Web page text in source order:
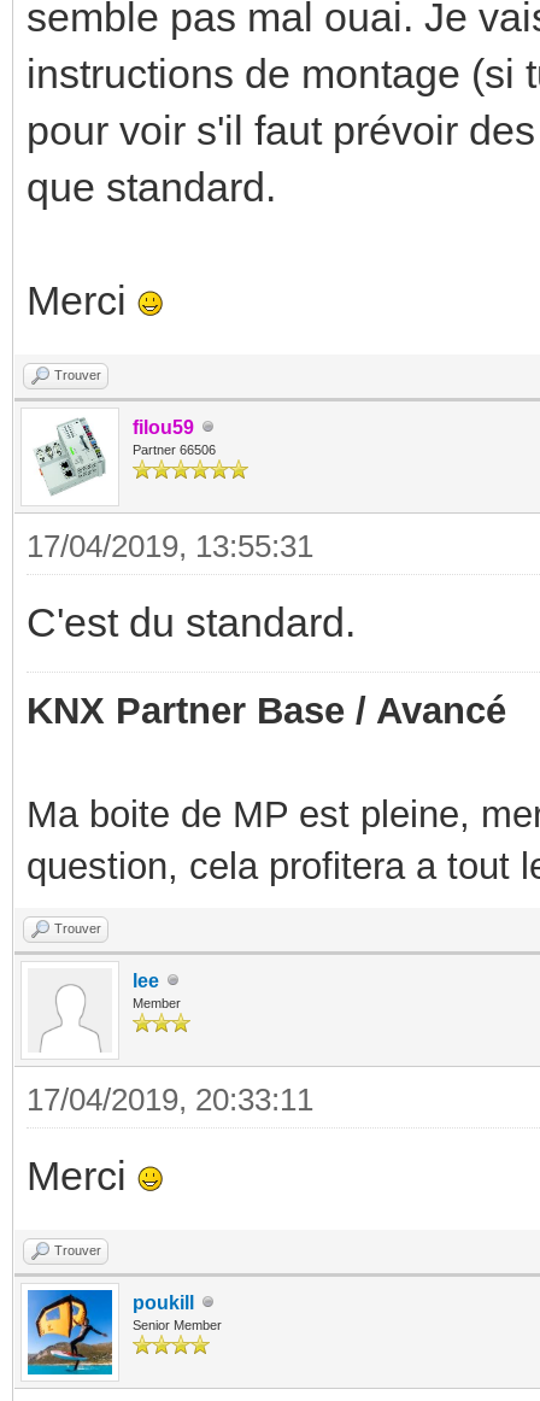
semble pas mal ouai. Je
instructions de montage (si
pour voir s'il faut prévoir
que standard.
Merci
Trouver
filou59
Partner 66506
17/04/2019, 13:55:31
C'est du standard.
KNX Partner Base / Avancé
Ma boite de MP est pleine,
question, cela profitera a tout
Trouver
lee
Member
17/04/2019, 20:33:11
Merci
Trouver
poukill
Senior Member